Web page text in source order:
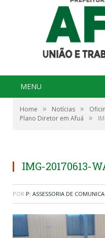
MENU
Home » Notícias »
Plano Diretor em Afuá
»
IMG-20170613-
POR P: ASSESSORIA DE